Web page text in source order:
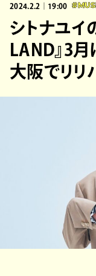
2024.2.2｜19:00
シトナユイ
LAND』3
大阪でリリ